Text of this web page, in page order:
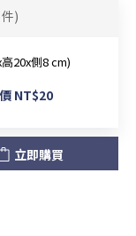
)
20x側8 cm)
NT$20
立即購買